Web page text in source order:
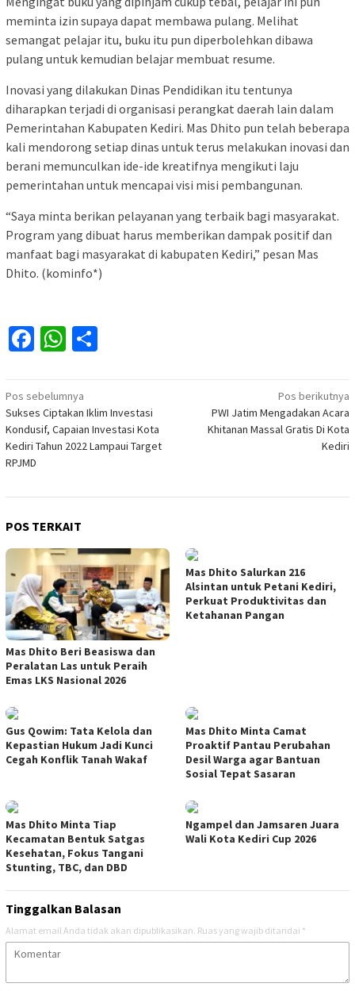
meminta izin supaya dapat membawa pulang. Melihat
semangat pelajar itu, buku itu pun diperbolehkan dibawa
pulang untuk kemudian belajar membuat resume.
Inovasi yang dilakukan Dinas Pendidikan itu tentunya
diharapkan terjadi di organisasi perangkat daerah lain dalam
Pemerintahan Kabupaten Kediri. Mas Dhito pun telah beberapa
kali mendorong setiap dinas untuk terus melakukan inovasi dan
berani memunculkan ide-ide kreatifnya mengikuti laju
pemerintahan untuk mencapai visi misi pembangunan.
“Saya minta berikan pelayanan yang terbaik bagi masyarakat.
Program yang dibuat harus memberikan dampak positif dan
manfaat bagi masyarakat di kabupaten Kediri,” pesan Mas
Dhito. (kominfo*)
Facebook
WhatsApp
Navigasi
pos
Pos sebelumnya
Sukses Ciptakan Iklim Investasi
Kondusif, Capaian Investasi Kota
Kediri Tahun 2022 Lampaui Target
RPJMD
Pos berikutnya
PWI Jatim Mengadakan Acara
Khitanan Massal Gratis Di Kota
Kediri
POS TERKAIT
Mas Dhito Beri Beasiswa dan
Peralatan Las untuk Peraih
Emas LKS Nasional 2026
Mas Dhito Salurkan 216
Alsintan untuk Petani Kediri,
Perkuat Produktivitas dan
Ketahanan Pangan
Gus Qowim: Tata Kelola dan
Kepastian Hukum Jadi Kunci
Cegah Konflik Tanah Wakaf
Mas Dhito Minta Camat
Proaktif Pantau Perubahan
Desil Warga agar Bantuan
Sosial Tepat Sasaran
Mas Dhito Minta Tiap
Kecamatan Bentuk Satgas
Kesehatan, Fokus Tangani
Stunting, TBC, dan DBD
Ngampel dan Jamsaren Juara
Wali Kota Kediri Cup 2026
Tinggalkan Balasan
Alamat email Anda tidak akan dipublikasikan. Ruas yang wajib ditandai *